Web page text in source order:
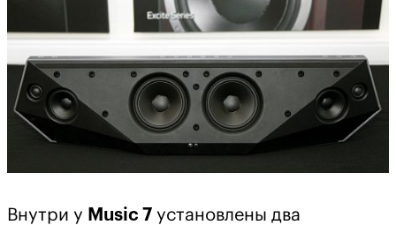
Внутри у Music 7 установлены два